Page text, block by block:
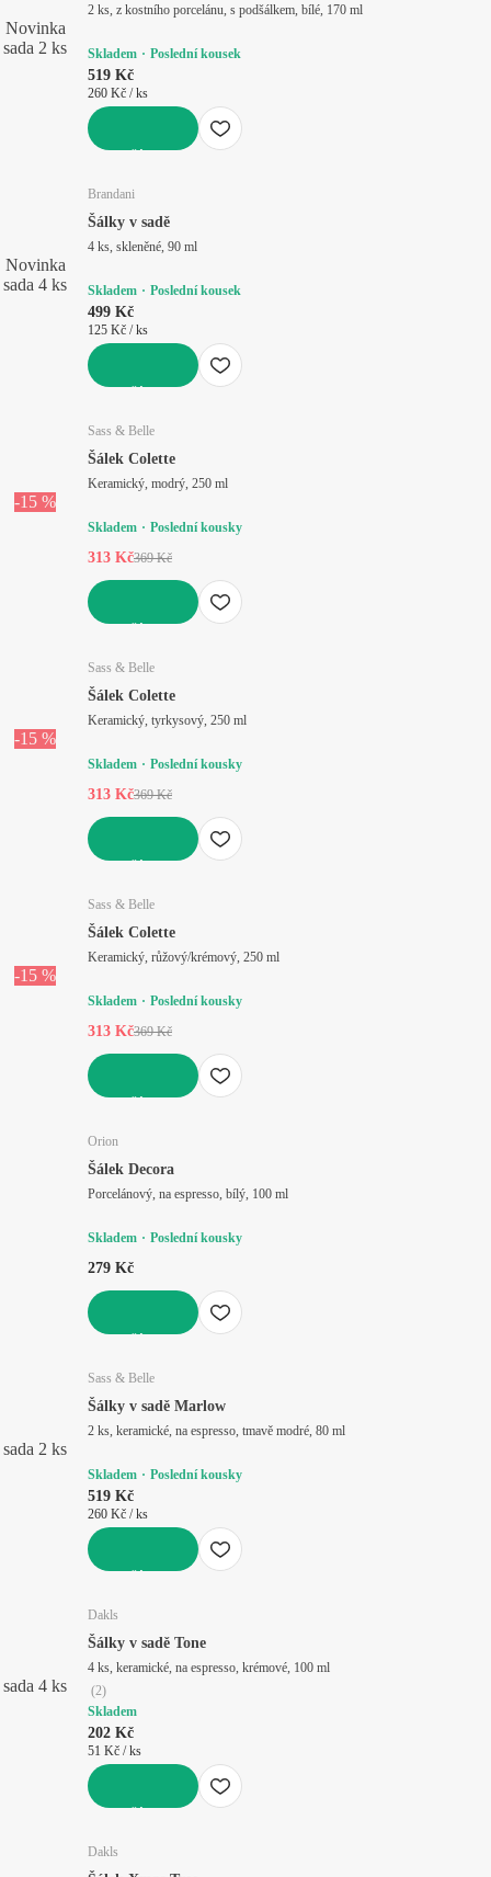
Novinka
sada 2 ks
2 ks, z kostního porcelánu, s podšálkem, bílé, 170 ml
Skladem Poslední kousek
519 Kč
260 Kč / ks
Novinka
sada 4 ks
Brandani
Šálky v sadě
4 ks, skleněné, 90 ml
Skladem Poslední kousek
499 Kč
125 Kč / ks
-15 %
Sass & Belle
Šálek Colette
Keramický, modrý, 250 ml
Skladem Poslední kousky
313 Kč369 Kč
-15 %
Sass & Belle
Šálek Colette
Keramický, tyrkysový, 250 ml
Skladem Poslední kousky
313 Kč369 Kč
-15 %
Sass & Belle
Šálek Colette
Keramický, růžový/krémový, 250 ml
Skladem Poslední kousky
313 Kč369 Kč
Orion
Šálek Decora
Porcelánový, na espresso, bílý, 100 ml
Skladem Poslední kousky
279 Kč
sada 2 ks
Sass & Belle
Šálky v sadě Marlow
2 ks, keramické, na espresso, tmavě modré, 80 ml
Skladem Poslední kousky
519 Kč
260 Kč / ks
sada 4 ks
Dakls
Šálky v sadě Tone
4 ks, keramické, na espresso, krémové, 100 ml
(2)
Skladem
202 Kč
51 Kč / ks
Dakls